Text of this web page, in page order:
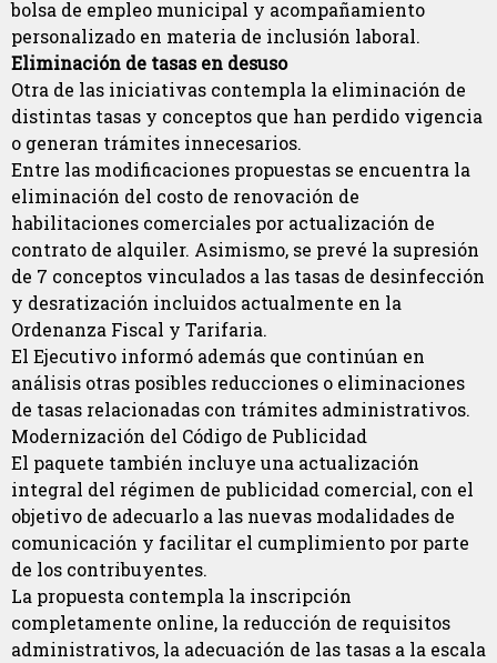
bolsa de empleo municipal y acompañamiento
personalizado en materia de inclusión laboral.
Eliminación de tasas en desuso
Otra de las iniciativas contempla la eliminación de
distintas tasas y conceptos que han perdido vigencia
o generan trámites innecesarios.
Entre las modificaciones propuestas se encuentra la
eliminación del costo de renovación de
habilitaciones comerciales por actualización de
contrato de alquiler. Asimismo, se prevé la supresión
de 7 conceptos vinculados a las tasas de desinfección
y desratización incluidos actualmente en la
Ordenanza Fiscal y Tarifaria.
El Ejecutivo informó además que continúan en
análisis otras posibles reducciones o eliminaciones
de tasas relacionadas con trámites administrativos.
Modernización del Código de Publicidad
El paquete también incluye una actualización
integral del régimen de publicidad comercial, con el
objetivo de adecuarlo a las nuevas modalidades de
comunicación y facilitar el cumplimiento por parte
de los contribuyentes.
La propuesta contempla la inscripción
completamente online, la reducción de requisitos
administrativos, la adecuación de las tasas a la escala